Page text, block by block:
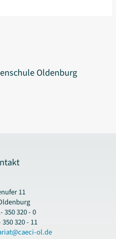
Oldenburg
11
350 320 - 0
350 320 - 11
ol.de